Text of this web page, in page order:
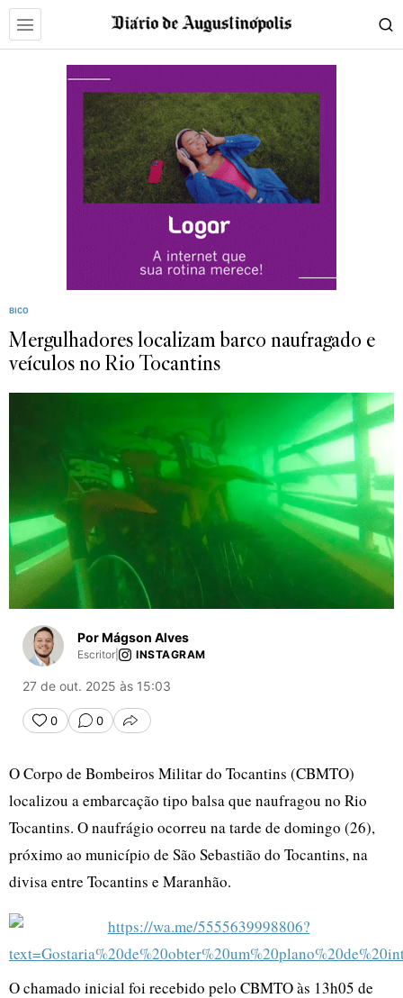
BICO
Mergulhadores localizam barco naufragado e
veículos no Rio Tocantins
Por Mágson Alves
Escritor INSTAGRAM
27 de out. 2025 às 15:03
0 0 COMPARTILHAR
O Corpo de Bombeiros Militar do Tocantins (CBMTO)
localizou a embarcação tipo balsa que naufragou no Rio
Tocantins. O naufrágio ocorreu na tarde de domingo (26),
próximo ao município de São Sebastião do Tocantins, na
divisa entre Tocantins e Maranhão.
O chamado inicial foi recebido pelo CBMTO às 13h05 de